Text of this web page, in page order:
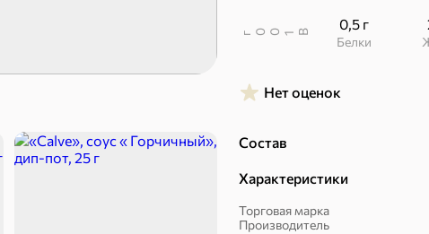
В
1 00
г
0,5 г
Белки
Нет оценок
Состав
Характеристики
Торговая марка
Производитель